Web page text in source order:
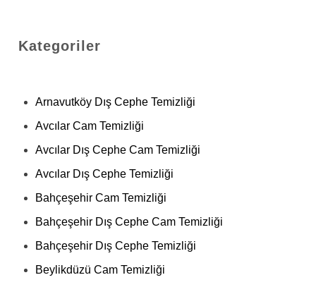
Kategoriler
Arnavutköy Dış Cephe Temizliği
Avcılar Cam Temizliği
Avcılar Dış Cephe Cam Temizliği
Avcılar Dış Cephe Temizliği
Bahçeşehir Cam Temizliği
Bahçeşehir Dış Cephe Cam Temizliği
Bahçeşehir Dış Cephe Temizliği
Beylikdüzü Cam Temizliği